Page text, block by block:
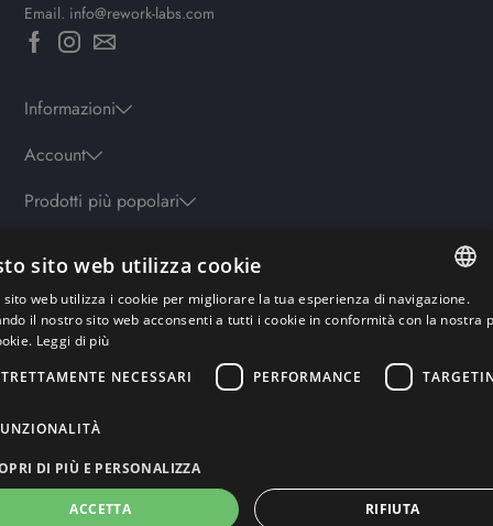
Email. info@rework-labs.com
Informazioni
Account
Prodotti più popolari
Orari
Lun-ven: 9.30-19.30 - Sab: 10-13 | 15.30-19.30 - Domenica: chiuso
Pagamenti sicuri
Copyright© Rework Labs S.r.l – Powered by Rework-Labs
ITALIAN
GERMAN
sito web utilizza cookie
sito web utilizza i cookie per migliorare la tua esperienza di navigazione.
il nostro sito web acconsenti a tutti i cookie in conformità con la nostra
Leggi di più
NECESSARI
PERFORMANCE
DI PIÙ E PERSONALIZZA
ACCETTA RIFIUTA